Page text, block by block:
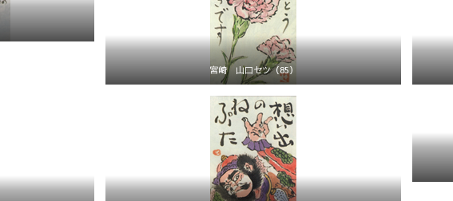
宮崎 山口セツ（85）